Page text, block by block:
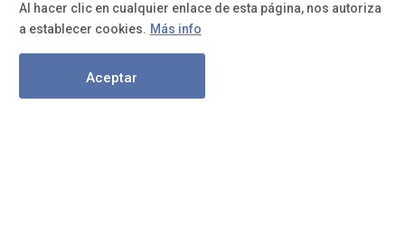
Al hacer clic en cualquier enlace de esta página, nos autoriza
a establecer cookies. Más info
Aceptar